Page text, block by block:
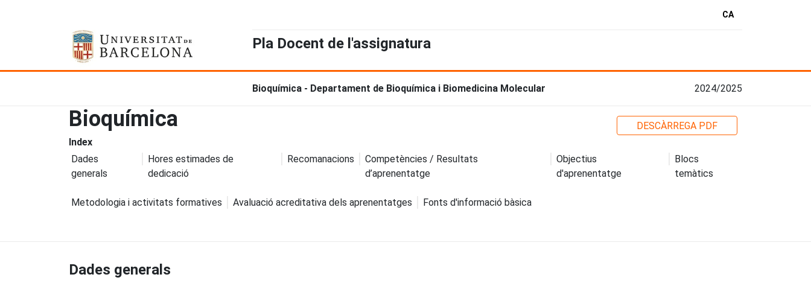
CA
Pla Docent de l'assignatura
Bioquímica - Departament de Bioquímica i Biomedicina Molecular 2024/2025
Bioquímica
DESCÀRREGA PDF
Index
Dades
generals
Hores estimades de
dedicació
Recomanacions
Competències / Resultats
d’aprenentatge
Objectius
d'aprenentatge
Blocs
temàtics
Metodologia i activitats formatives Avaluació acreditativa dels aprenentatges Fonts d'informació bàsica
Dades generals